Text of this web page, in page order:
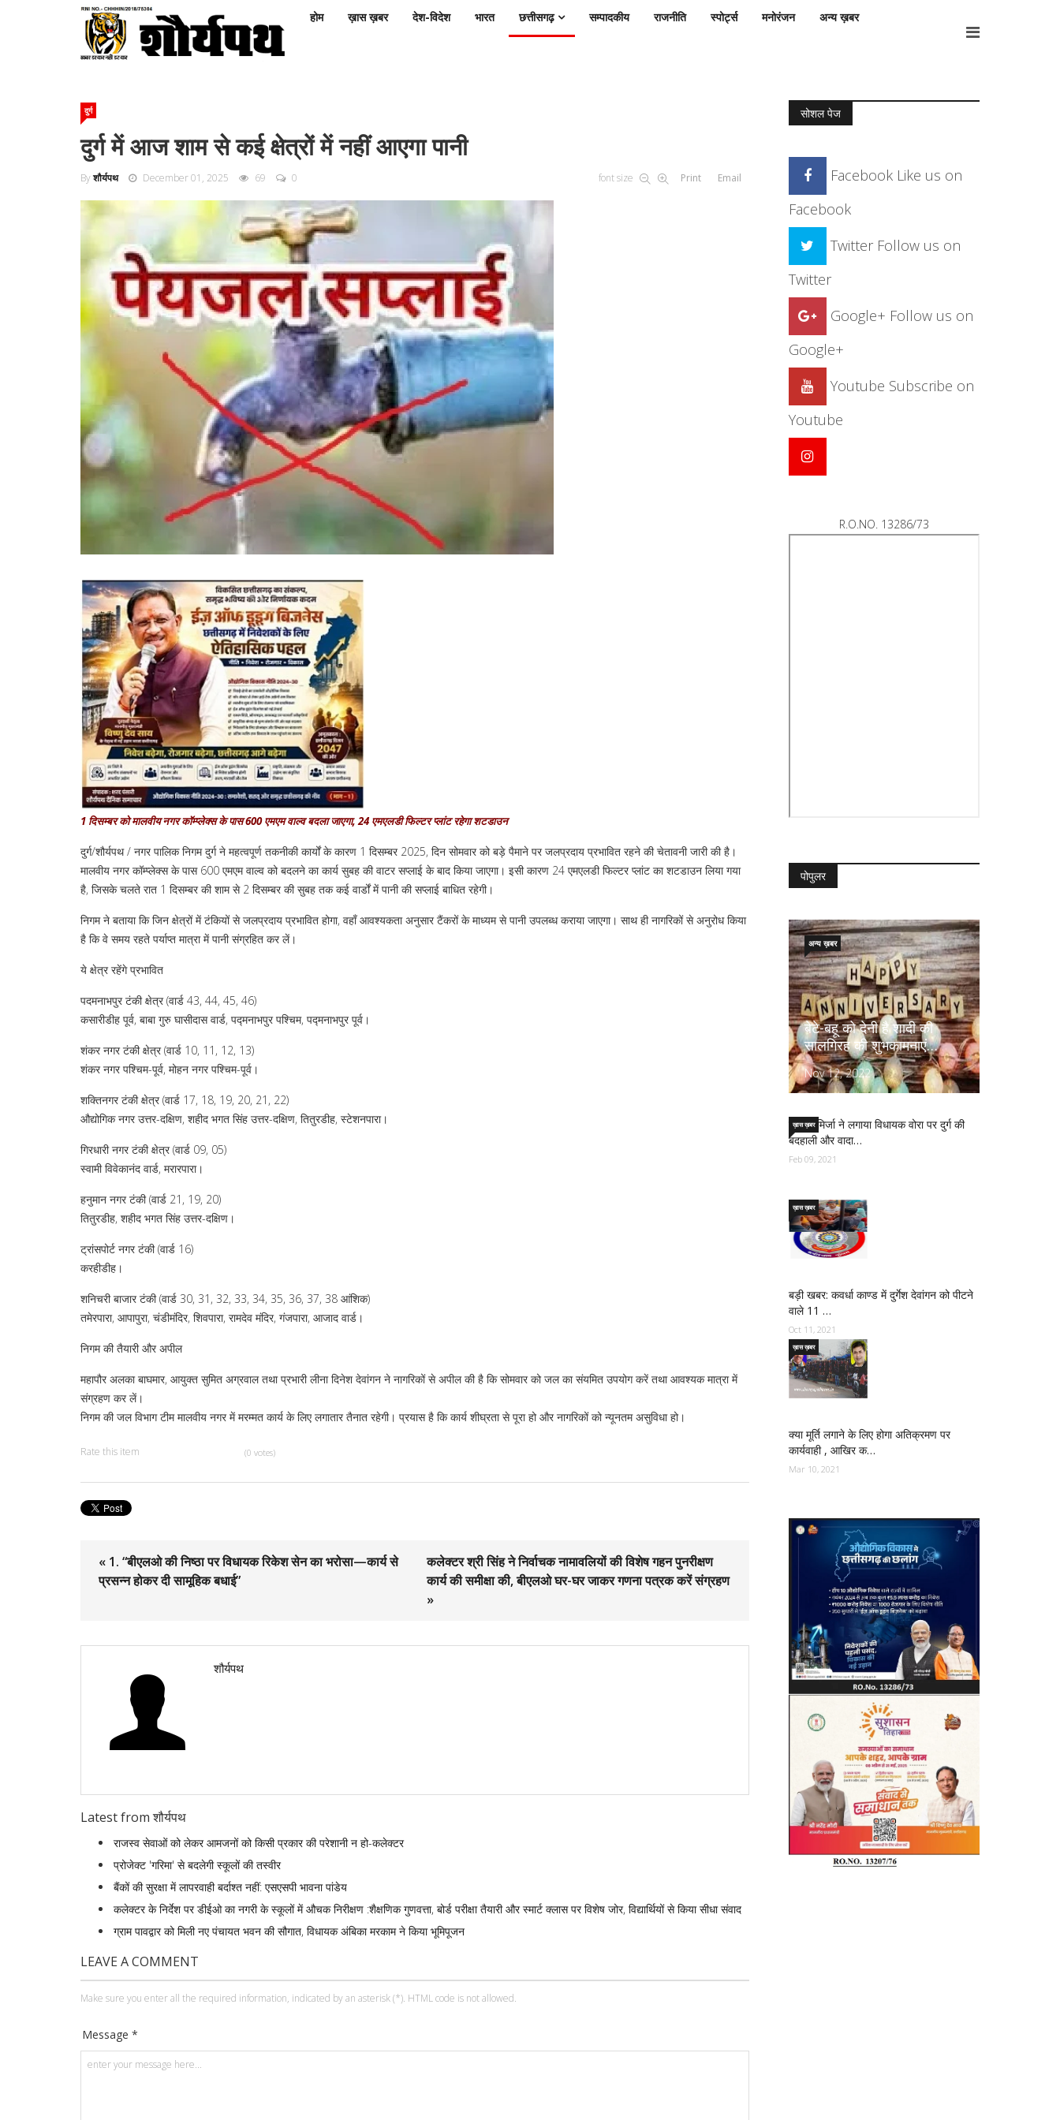
होम ख़ास ख़बर देश-विदेश भारत छत्तीसगढ़ सम्पादकीय राजनीति स्पोर्ट्स मनोरंजन अन्य ख़बर
दुर्ग
दुर्ग में आज शाम से कई क्षेत्रों में नहीं आएगा पानी
Byशौर्यपथ December 01, 2025 69 0 font size Print Email
1 दिसम्बर को मालवीय नगर कॉम्प्लेक्स के पास 600 एमएम वाल्व बदला जाएगा, 24 एमएलडी फिल्टर प्लांट रहेगा शटडाउन
दुर्ग/शौर्यपथ / नगर पालिक निगम दुर्ग ने महत्वपूर्ण तकनीकी कार्यों के कारण 1 दिसम्बर 2025, दिन सोमवार को बड़े पैमाने पर जलप्रदाय प्रभावित रहने की चेतावनी जारी की है।
मालवीय नगर कॉम्प्लेक्स के पास 600 एमएम वाल्व को बदलने का कार्य सुबह की वाटर सप्लाई के बाद किया जाएगा। इसी कारण 24 एमएलडी फिल्टर प्लांट का शटडाउन लिया गया
है, जिसके चलते रात 1 दिसम्बर की शाम से 2 दिसम्बर की सुबह तक कई वार्डों में पानी की सप्लाई बाधित रहेगी।
निगम ने बताया कि जिन क्षेत्रों में टंकियों से जलप्रदाय प्रभावित होगा, वहाँ आवश्यकता अनुसार टैंकरों के माध्यम से पानी उपलब्ध कराया जाएगा। साथ ही नागरिकों से अनुरोध किया
है कि वे समय रहते पर्याप्त मात्रा में पानी संग्रहित कर लें।
ये क्षेत्र रहेंगे प्रभावित
पदमनाभपुर टंकी क्षेत्र (वार्ड 43, 44, 45, 46)
कसारीडीह पूर्व, बाबा गुरु घासीदास वार्ड, पद्मनाभपुर पश्चिम, पद्मनाभपुर पूर्व।
शंकर नगर टंकी क्षेत्र (वार्ड 10, 11, 12, 13)
शंकर नगर पश्चिम-पूर्व, मोहन नगर पश्चिम-पूर्व।
शक्तिनगर टंकी क्षेत्र (वार्ड 17, 18, 19, 20, 21, 22)
औद्योगिक नगर उत्तर-दक्षिण, शहीद भगत सिंह उत्तर-दक्षिण, तितुरडीह, स्टेशनपारा।
गिरधारी नगर टंकी क्षेत्र (वार्ड 09, 05)
स्वामी विवेकानंद वार्ड, मरारपारा।
हनुमान नगर टंकी (वार्ड 21, 19, 20)
तितुरडीह, शहीद भगत सिंह उत्तर-दक्षिण।
ट्रांसपोर्ट नगर टंकी (वार्ड 16)
करहीडीह।
शनिचरी बाजार टंकी (वार्ड 30, 31, 32, 33, 34, 35, 36, 37, 38 आंशिक)
तमेरपारा, आपापुरा, चंडीमंदिर, शिवपारा, रामदेव मंदिर, गंजपारा, आजाद वार्ड।
निगम की तैयारी और अपील
महापौर अलका बाघमार, आयुक्त सुमित अग्रवाल तथा प्रभारी लीना दिनेश देवांगन ने नागरिकों से अपील की है कि सोमवार को जल का संयमित उपयोग करें तथा आवश्यक मात्रा में
संग्रहण कर लें।
निगम की जल विभाग टीम मालवीय नगर में मरम्मत कार्य के लिए लगातार तैनात रहेगी। प्रयास है कि कार्य शीघ्रता से पूरा हो और नागरिकों को न्यूनतम असुविधा हो।
Rate this item (0 votes)
« 1. “बीएलओ की निष्ठा पर विधायक रिकेश सेन का भरोसा—कार्य से
प्रसन्न होकर दी सामूहिक बधाई”
कलेक्टर श्री सिंह ने निर्वाचक नामावलियों की विशेष गहन पुनरीक्षण
कार्य की समीक्षा की, बीएलओ घर-घर जाकर गणना पत्रक करें संग्रहण
»
शौर्यपथ
Latest from शौर्यपथ
राजस्व सेवाओं को लेकर आमजनों को किसी प्रकार की परेशानी न हो-कलेक्टर
प्रोजेक्ट 'गरिमा' से बदलेगी स्कूलों की तस्वीर
बैंकों की सुरक्षा में लापरवाही बर्दाश्त नहीं: एसएसपी भावना पांडेय
कलेक्टर के निर्देश पर डीईओ का नगरी के स्कूलों में औचक निरीक्षण :शैक्षणिक गुणवत्ता, बोर्ड परीक्षा तैयारी और स्मार्ट क्लास पर विशेष जोर, विद्यार्थियों से किया सीधा संवाद
ग्राम पावद्वार को मिली नए पंचायत भवन की सौगात, विधायक अंबिका मरकाम ने किया भूमिपूजन
LEAVE A COMMENT
Make sure you enter all the required information, indicated by an asterisk (*). HTML code is not allowed.
Message *
सोशल पेज
Facebook Like us on
Facebook
Twitter Follow us on
Twitter
Google+ Follow us on
Google+
Youtube Subscribe on
Youtube
R.O.NO. 13286/73
पोपुलर
बेटे-बहू को देनी है शादी की
सालगिरह की शुभकामनाएं…
Nov 12, 2022
अन्य ख़बर
साजिद मिर्जा ने लगाया विधायक वोरा पर दुर्ग की
बदहाली और वादा…
ख़ास ख़बर
Feb 09, 2021
बड़ी खबर: कवर्धा काण्ड में दुर्गेश देवांगन को पीटने
वाले 11 …
ख़ास ख़बर
Oct 11, 2021
क्या मूर्ति लगाने के लिए होगा अतिक्रमण पर
कार्यवाही , आखिर क…
ख़ास ख़बर
Mar 10, 2021